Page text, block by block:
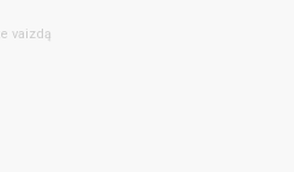
vaizdą